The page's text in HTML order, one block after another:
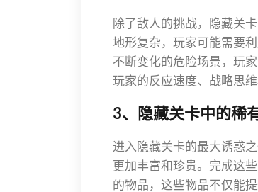
除了敌人的挑战，隐藏关
地形复杂，玩家可能需要
不断变化的危险场景，玩
玩家的反应速度、战略思维
3、隐藏关卡中的稀
进入隐藏关卡的最大诱惑
更加丰富和珍贵。完成这
的物品，这些物品不仅能